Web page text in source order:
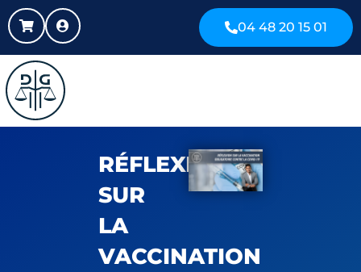
04 48 20 15 01
RÉFLEXION
SUR
LA
VACCINATION